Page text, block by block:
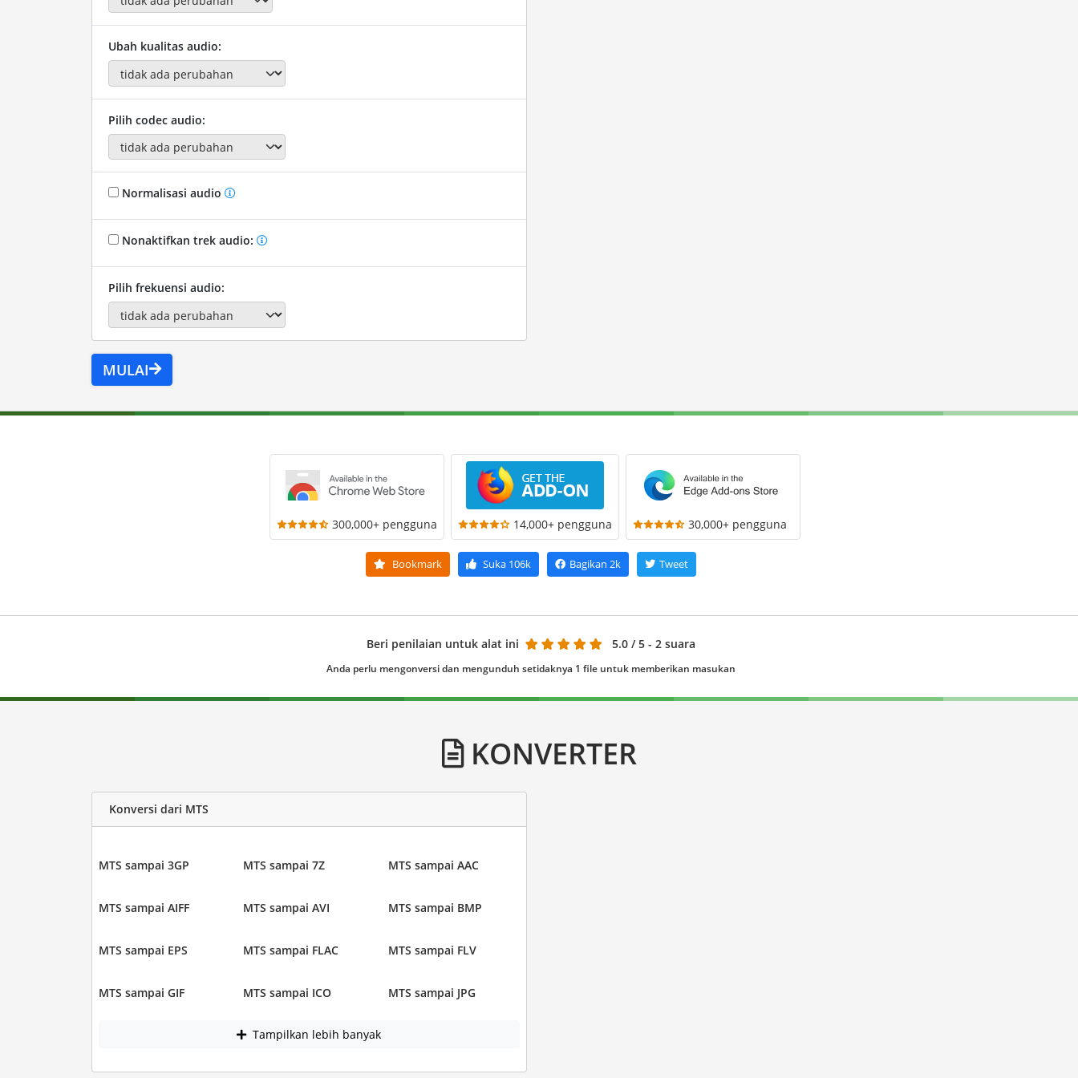
Ubah kualitas audio:
Pilih codec audio:
Normalisasi audio
Nonaktifkan trek audio:
Pilih frekuensi audio:
MULAI
300,000+ pengguna 14,000+ pengguna 30,000+ pengguna
Bookmark Suka 106k Bagikan 2k Tweet
Beri penilaian untuk alat ini 5.0 / 5 - 2 suara
Anda perlu mengonversi dan mengunduh setidaknya 1 file untuk memberikan masukan
KONVERTER
Konversi dari MTS
MTS sampai 3GP MTS sampai 7Z MTS sampai AAC
MTS sampai AIFF MTS sampai AVI MTS sampai BMP
MTS sampai EPS MTS sampai FLAC MTS sampai FLV
MTS sampai GIF MTS sampai ICO MTS sampai JPG
Tampilkan lebih banyak